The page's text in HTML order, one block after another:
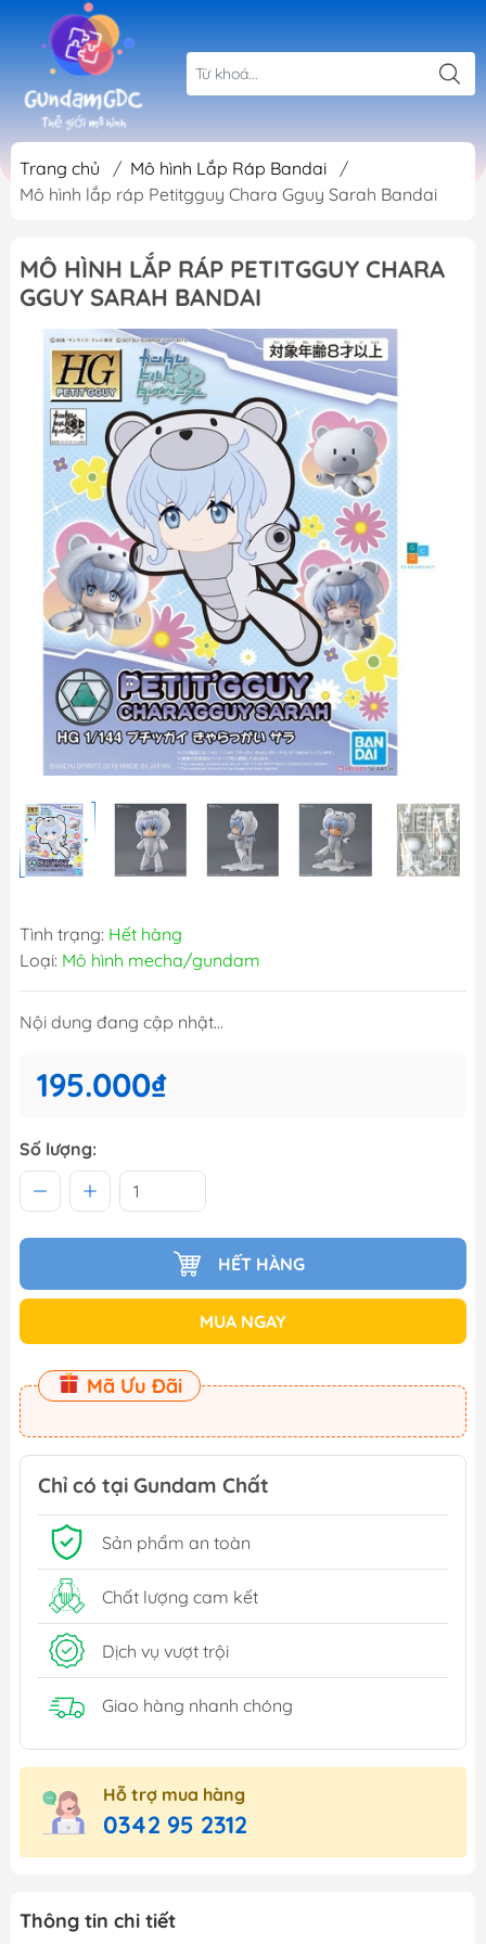
Trang chủ / Mô hình Lắp Ráp Bandai
/
Mô hình lắp ráp Petitgguy Chara Gguy Sarah Bandai
MÔ HÌNH LẮP RÁP PETITGGUY CHARA
GGUY SARAH BANDAI
Tình trạng: Hết hàng
Loại: Mô hình mecha/gundam
Nội dung đang cập nhật...
195.000₫
Số lượng:
HẾT HÀNG
MUA NGAY
Mã Ưu Đãi
Chỉ có tại Gundam Chất
Sản phẩm an toàn
Chất lượng cam kết
Dịch vụ vượt trội
Giao hàng nhanh chóng
Hỗ trợ mua hàng
0342 95 2312
Thông tin chi tiết